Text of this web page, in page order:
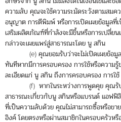
ความลับ คุณจะใช้ความระมัดระวังตามสมค
อนุญาต การตีพิมพ์ หรือการเปิดเผยข้อมูลที่
เสริมผลิตภัณฑ์ที่กำลังจะมีขึ้นหรือการเปลี่ย
กล่าวจะเผยแพร่สู่สาธารณะโดย นู สกิน
(e) คุณยอมรับว่าจะไม่เปิดเผยข้อมูล
ทันทีหากมีการครอบครอง การใช้หรือความ
ละเอียดแก่ นู สกิน ถึงการครอบครอง การใ
(f) หากในระหว่างการพูดคุย คุณรับท
สาธารณะเกี่ยวกับนู สกินหรือแบรนด์ แอฟฟิ
ที่เป็นความลับด้วย คุณไม่สามารถซื้อหรือขา
อิงค์ โดยตรงหรือผ่านสมาชิกในครอบครัวห